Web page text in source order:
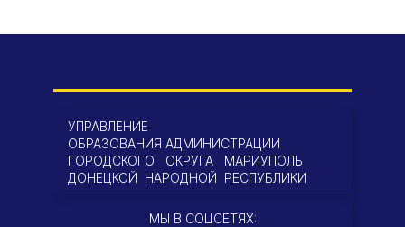
УПРАВЛЕНИЕ
ОБРАЗОВАНИЯ АДМИНИСТРАЦИИ
ГОРОДСКОГО ОКРУГА МАРИУПОЛЬ
ДОНЕЦКОЙ НАРОДНОЙ РЕСПУБЛИКИ
МЫ В СОЦСЕТЯХ: